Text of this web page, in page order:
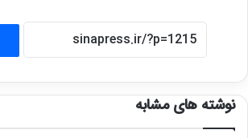
نوشته های مشابه